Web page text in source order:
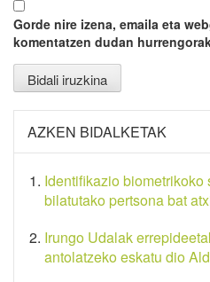
Gorde nire izena, emaila eta
komentatzen dudan
AZKEN BIDALKETAK
Identifikazio
bilatutako pertsona bat
Irungo Udalak
antolatzeko eskatu dio